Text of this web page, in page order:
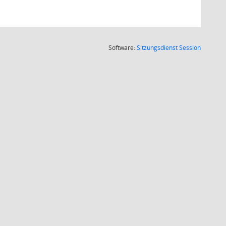
Software:SitzungsdienstSession(Wird in